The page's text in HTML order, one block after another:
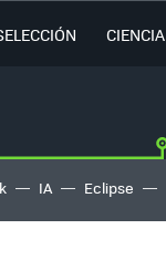
CIENCIA
IA Eclipse